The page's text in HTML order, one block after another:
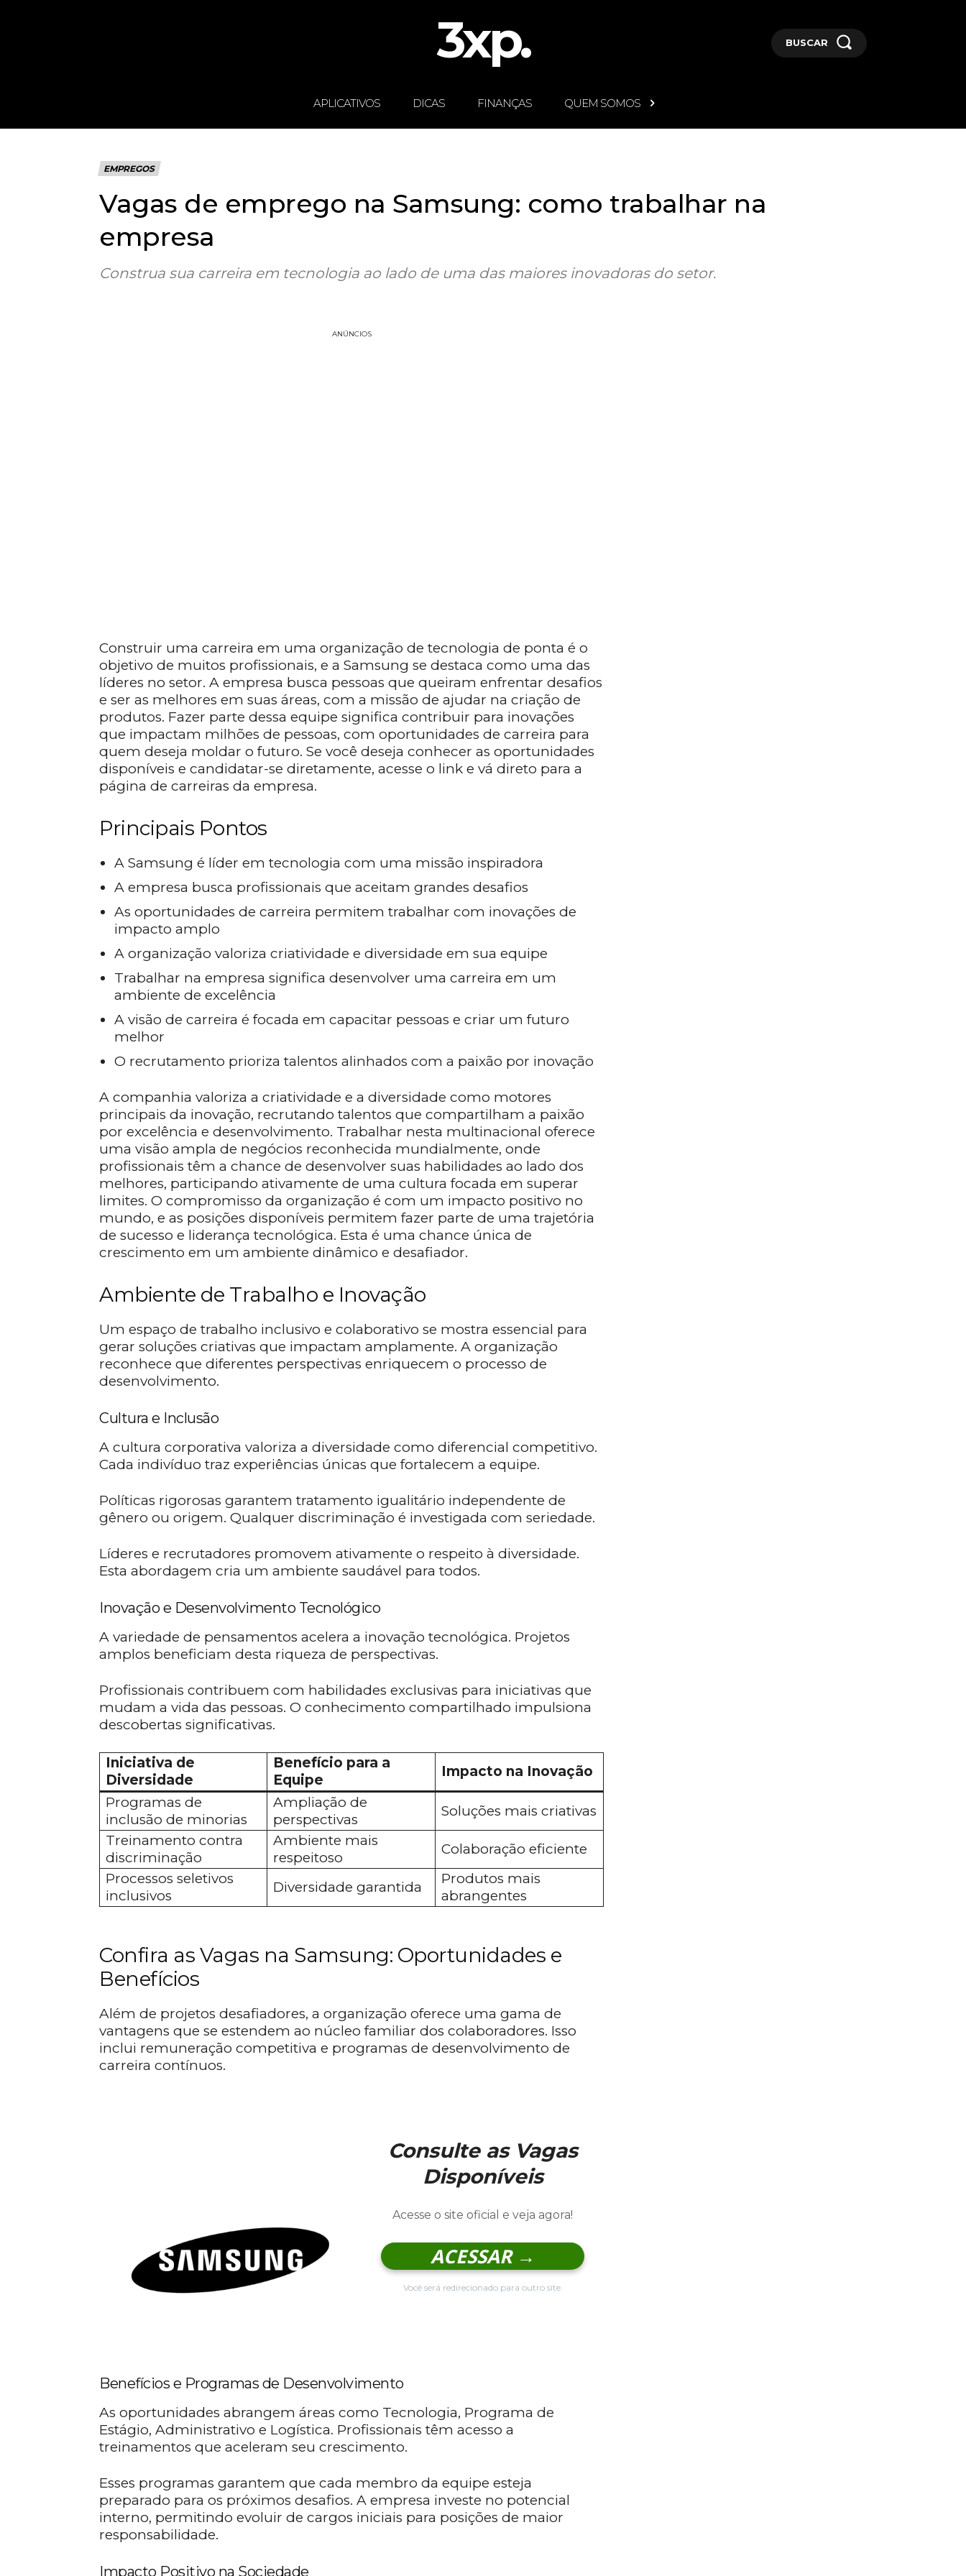
3xp. BUSCAR
APLICATIVOS DICAS FINANÇAS QUEM SOMOS
EMPREGOS
Vagas de emprego na Samsung: como trabalhar na
empresa
Construa sua carreira em tecnologia ao lado de uma das maiores inovadoras do setor.
ANÚNCIOS
Construir uma carreira em uma organização de tecnologia de ponta é o
objetivo de muitos profissionais, e a Samsung se destaca como uma das
líderes no setor. A empresa busca pessoas que queiram enfrentar desafios
e ser as melhores em suas áreas, com a missão de ajudar na criação de
produtos. Fazer parte dessa equipe significa contribuir para inovações
que impactam milhões de pessoas, com oportunidades de carreira para
quem deseja moldar o futuro. Se você deseja conhecer as oportunidades
disponíveis e candidatar-se diretamente, acesse o link e vá direto para a
página de carreiras da empresa.
Principais Pontos
A Samsung é líder em tecnologia com uma missão inspiradora
A empresa busca profissionais que aceitam grandes desafios
As oportunidades de carreira permitem trabalhar com inovações de
impacto amplo
A organização valoriza criatividade e diversidade em sua equipe
Trabalhar na empresa significa desenvolver uma carreira em um
ambiente de excelência
A visão de carreira é focada em capacitar pessoas e criar um futuro
melhor
O recrutamento prioriza talentos alinhados com a paixão por inovação
A companhia valoriza a criatividade e a diversidade como motores
principais da inovação, recrutando talentos que compartilham a paixão
por excelência e desenvolvimento. Trabalhar nesta multinacional oferece
uma visão ampla de negócios reconhecida mundialmente, onde
profissionais têm a chance de desenvolver suas habilidades ao lado dos
melhores, participando ativamente de uma cultura focada em superar
limites. O compromisso da organização é com um impacto positivo no
mundo, e as posições disponíveis permitem fazer parte de uma trajetória
de sucesso e liderança tecnológica. Esta é uma chance única de
crescimento em um ambiente dinâmico e desafiador.
Ambiente de Trabalho e Inovação
Um espaço de trabalho inclusivo e colaborativo se mostra essencial para
gerar soluções criativas que impactam amplamente. A organização
reconhece que diferentes perspectivas enriquecem o processo de
desenvolvimento.
Cultura e Inclusão
A cultura corporativa valoriza a diversidade como diferencial competitivo.
Cada indivíduo traz experiências únicas que fortalecem a equipe.
Políticas rigorosas garantem tratamento igualitário independente de
gênero ou origem. Qualquer discriminação é investigada com seriedade.
Líderes e recrutadores promovem ativamente o respeito à diversidade.
Esta abordagem cria um ambiente saudável para todos.
Inovação e Desenvolvimento Tecnológico
A variedade de pensamentos acelera a inovação tecnológica. Projetos
amplos beneficiam desta riqueza de perspectivas.
Profissionais contribuem com habilidades exclusivas para iniciativas que
mudam a vida das pessoas. O conhecimento compartilhado impulsiona
descobertas significativas.
Iniciativa de
Diversidade
Benefício para a
Equipe
Impacto na Inovação
Programas de
inclusão de minorias
Ampliação de
perspectivas
Soluções mais criativas
Treinamento contra
discriminação
Ambiente mais
respeitoso
Colaboração eficiente
Processos seletivos
inclusivos
Diversidade garantida
Produtos mais
abrangentes
Confira as Vagas na Samsung: Oportunidades e
Benefícios
Além de projetos desafiadores, a organização oferece uma gama de
vantagens que se estendem ao núcleo familiar dos colaboradores. Isso
inclui remuneração competitiva e programas de desenvolvimento de
carreira contínuos.
Consulte as Vagas
Disponíveis
Acesse o site oficial e veja agora!
ACESSAR →
Você será redirecionado para outro site.
Benefícios e Programas de Desenvolvimento
As oportunidades abrangem áreas como Tecnologia, Programa de
Estágio, Administrativo e Logística. Profissionais têm acesso a
treinamentos que aceleram seu crescimento.
Esses programas garantem que cada membro da equipe esteja
preparado para os próximos desafios. A empresa investe no potencial
interno, permitindo evoluir de cargos iniciais para posições de maior
responsabilidade.
Impacto Positivo na Sociedade